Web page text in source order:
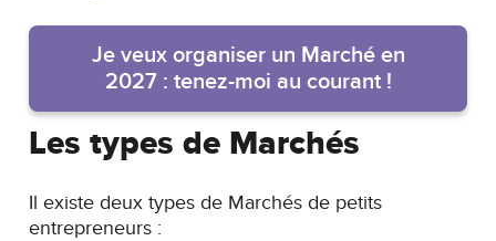
Je veux organiser un Marché en
2027 : tenez-moi au courant !
Les types de Marchés
Il existe deux types de Marchés de petits
entrepreneurs :